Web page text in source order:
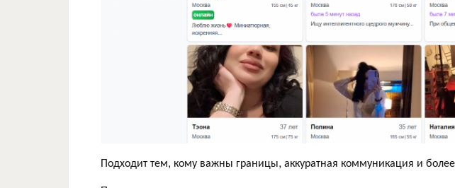
Подходит тем, кому важны границы, аккуратная коммуникация и